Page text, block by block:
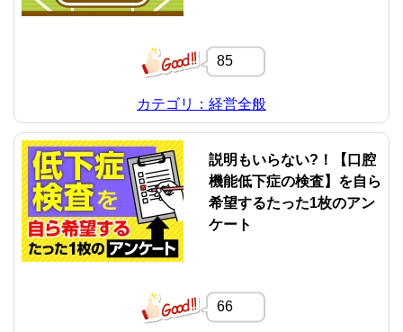
85
カテゴリ：経営全般
説明もいらない?！【口腔
機能低下症の検査】を自ら
希望するたった1枚のアン
ケート
66